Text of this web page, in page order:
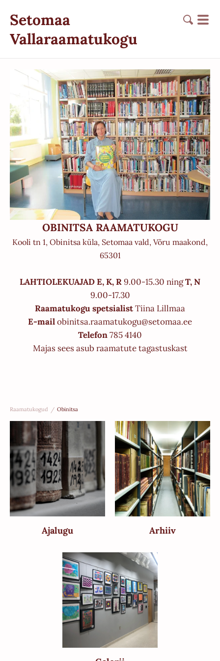
Setomaa
Vallaraamatukogu
OBINITSA RAAMATUKOGU
Kooli tn 1, Obinitsa küla, Setomaa vald, Võru maakond,
65301
LAHTIOLEKUAJAD E, K, R9.00-15.30 ningT, N
9.00-17.30
Raamatukogu spetsialistTiina Lillmaa
E-mailobinitsa.raamatukogu@setomaa.ee
Telefon785 4140
Majas sees asub raamatute tagastuskast
Raamatukogud / Obinitsa
Ajalugu Arhiiv